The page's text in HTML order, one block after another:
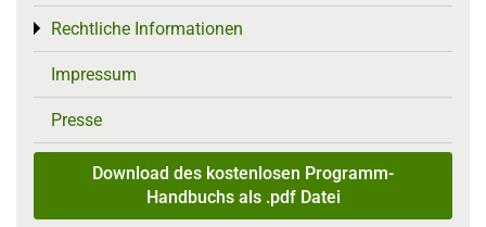
Rechtliche Informationen
Toggle menu
Impressum
Presse
Download des kostenlosen Programm-
Handbuchs als .pdf Datei